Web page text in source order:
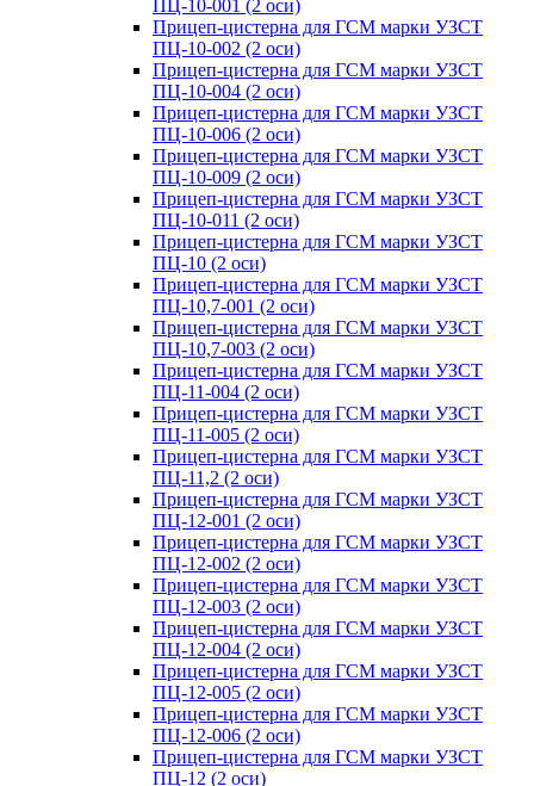
ПЦ-10-001 (2 оси)
Прицеп-цистерна для ГСМ марки УЗСТ
ПЦ-10-002 (2 оси)
Прицеп-цистерна для ГСМ марки УЗСТ
ПЦ-10-004 (2 оси)
Прицеп-цистерна для ГСМ марки УЗСТ
ПЦ-10-006 (2 оси)
Прицеп-цистерна для ГСМ марки УЗСТ
ПЦ-10-009 (2 оси)
Прицеп-цистерна для ГСМ марки УЗСТ
ПЦ-10-011 (2 оси)
Прицеп-цистерна для ГСМ марки УЗСТ
ПЦ-10 (2 оси)
Прицеп-цистерна для ГСМ марки УЗСТ
ПЦ-10,7-001 (2 оси)
Прицеп-цистерна для ГСМ марки УЗСТ
ПЦ-10,7-003 (2 оси)
Прицеп-цистерна для ГСМ марки УЗСТ
ПЦ-11-004 (2 оси)
Прицеп-цистерна для ГСМ марки УЗСТ
ПЦ-11-005 (2 оси)
Прицеп-цистерна для ГСМ марки УЗСТ
ПЦ-11,2 (2 оси)
Прицеп-цистерна для ГСМ марки УЗСТ
ПЦ-12-001 (2 оси)
Прицеп-цистерна для ГСМ марки УЗСТ
ПЦ-12-002 (2 оси)
Прицеп-цистерна для ГСМ марки УЗСТ
ПЦ-12-003 (2 оси)
Прицеп-цистерна для ГСМ марки УЗСТ
ПЦ-12-004 (2 оси)
Прицеп-цистерна для ГСМ марки УЗСТ
ПЦ-12-005 (2 оси)
Прицеп-цистерна для ГСМ марки УЗСТ
ПЦ-12-006 (2 оси)
Прицеп-цистерна для ГСМ марки УЗСТ
ПЦ-12 (2 оси)